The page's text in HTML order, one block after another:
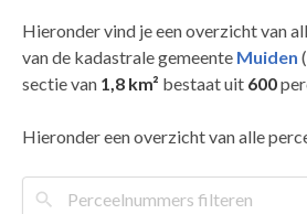
Hieronder vind je een overzicht van
van de kadastrale gemeente Muiden
sectie van 1,8 km² bestaat uit 600
Hieronder een overzicht van alle